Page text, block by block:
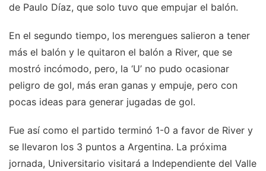
de Paulo Díaz, que solo tuvo que empujar el balón.
En el segundo tiempo, los merengues salieron a tener
más el balón y le quitaron el balón a River, que se
mostró incómodo, pero, la ‘U’ no pudo ocasionar
peligro de gol, más eran ganas y empuje, pero con
pocas ideas para generar jugadas de gol.
Fue así como el partido terminó 1-0 a favor de River y
se llevaron los 3 puntos a Argentina. La próxima
jornada, Universitario visitará a Independiente del Valle